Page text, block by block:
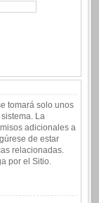
tomará solo unos
La
adicionales a
de estar
relacionadas.
por el Sitio.